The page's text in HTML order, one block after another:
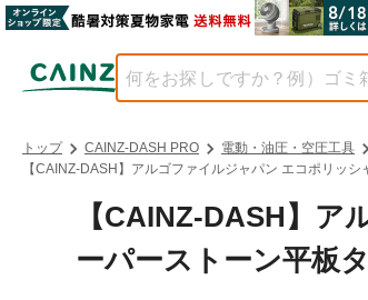
トップ CAINZ-DASH PRO 電動・油圧・空圧工具
【CAINZ-DASH】アルゴファイルジャパン エコポリッ
【CAINZ-DASH】
ーパーストーン平板